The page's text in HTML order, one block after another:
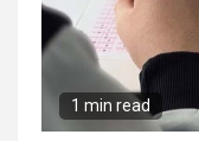
1 min read